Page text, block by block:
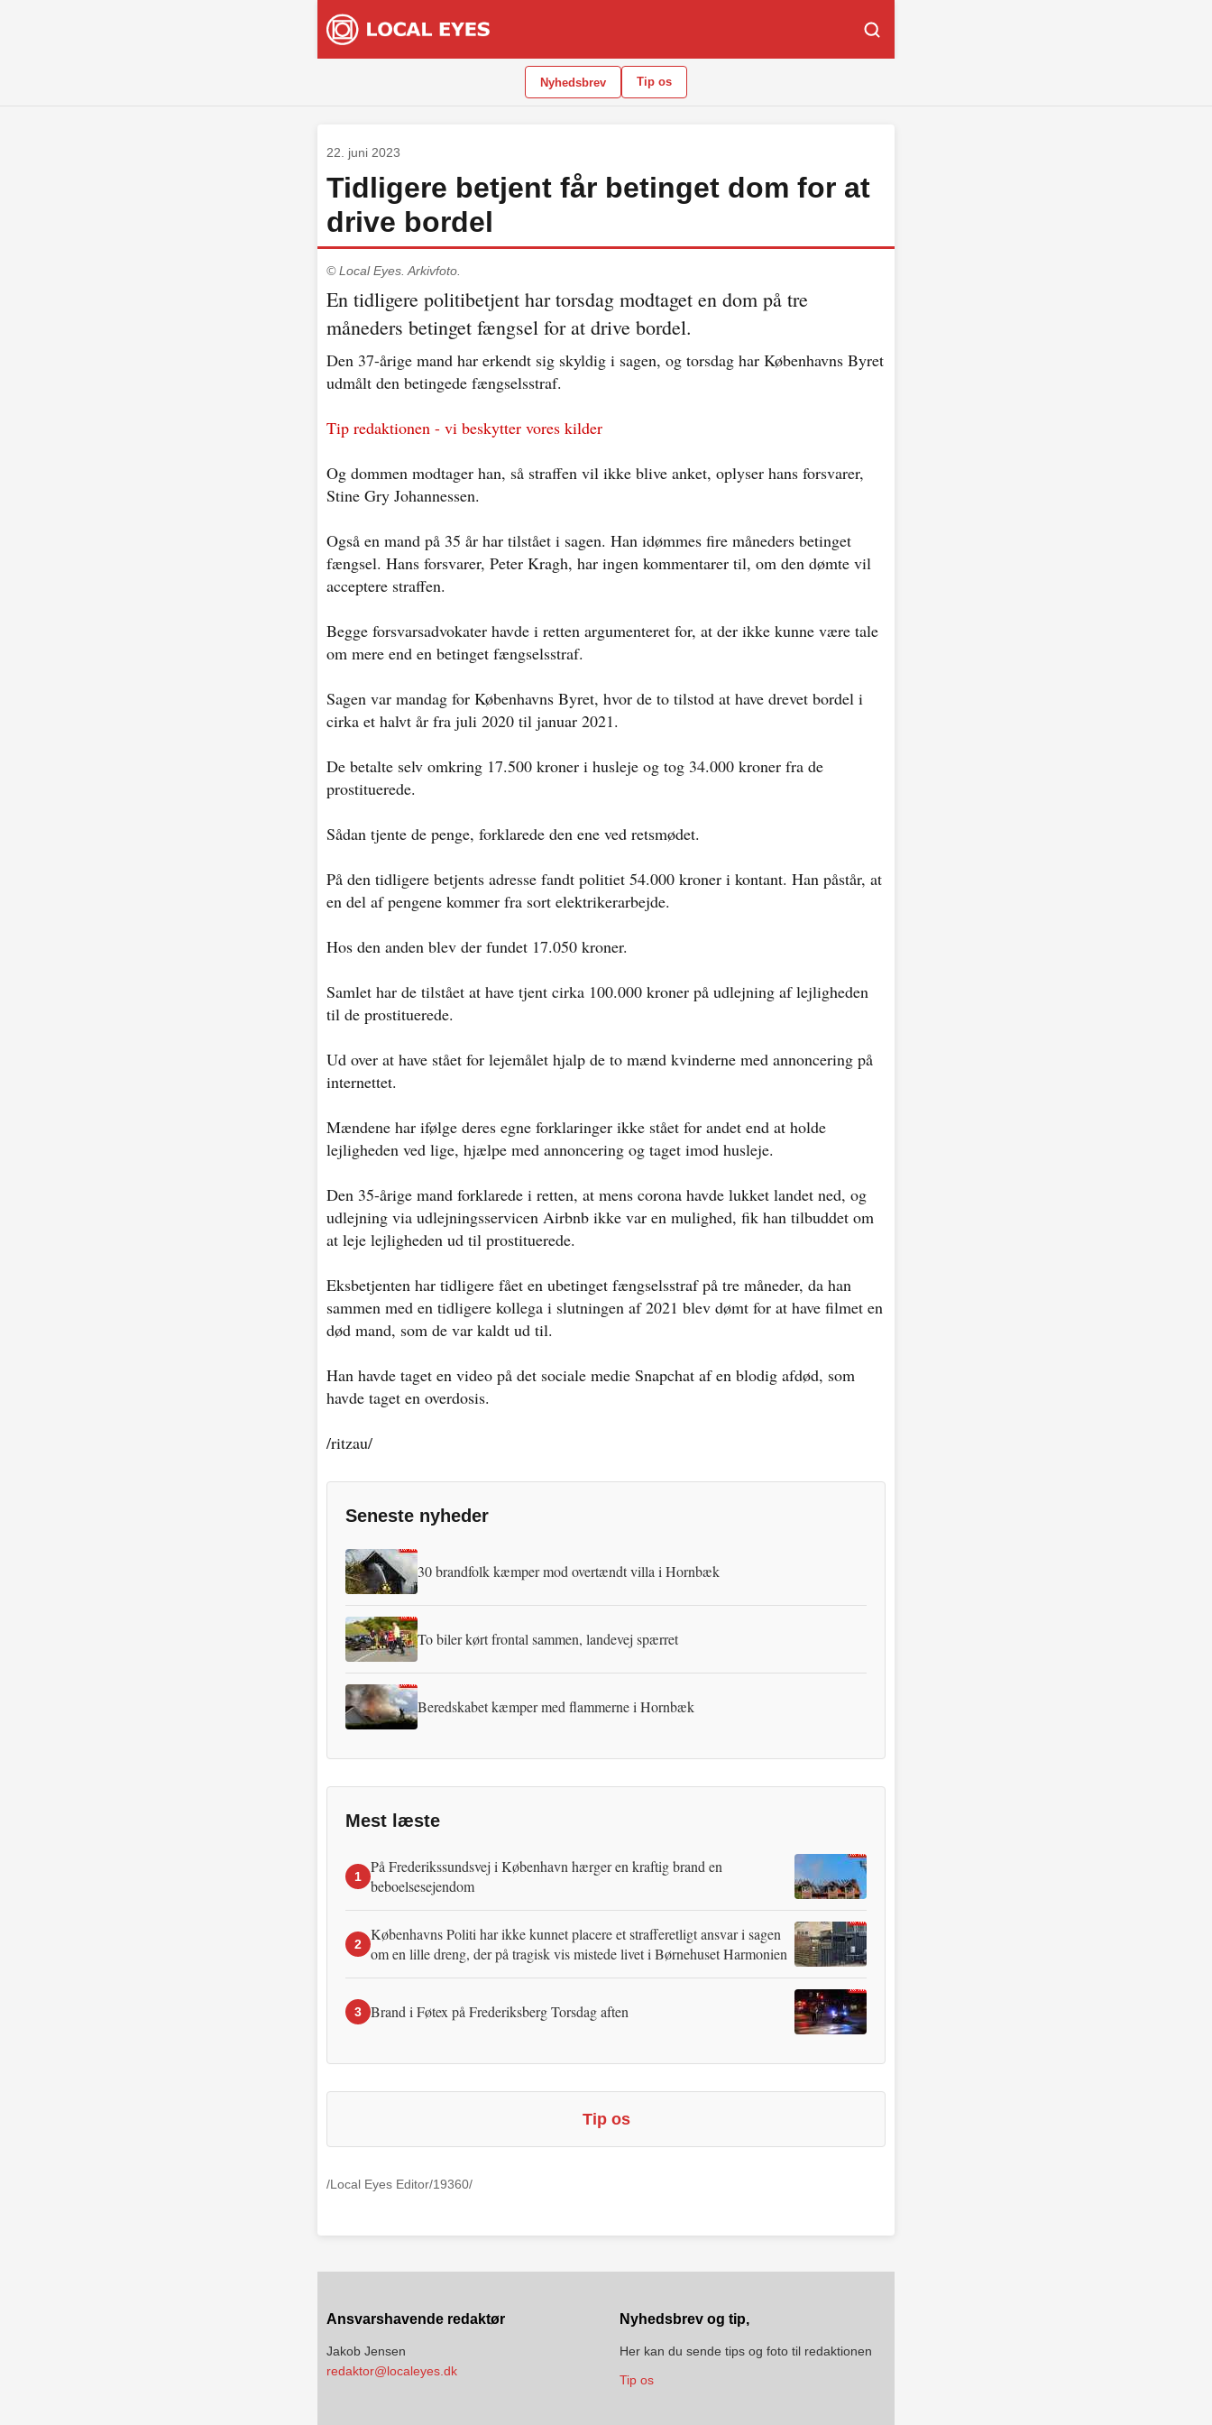
Nyhedsbrev Tip os
22. juni 2023
Tidligere betjent får betinget dom for at
drive bordel
© Local Eyes. Arkivfoto.
En tidligere politibetjent har torsdag modtaget en dom på tre
måneders betinget fængsel for at drive bordel.
Den 37-årige mand har erkendt sig skyldig i sagen, og torsdag har Københavns Byret
udmålt den betingede fængselsstraf.
Tip redaktionen - vi beskytter vores kilder
Og dommen modtager han, så straffen vil ikke blive anket, oplyser hans forsvarer,
Stine Gry Johannessen.
Også en mand på 35 år har tilstået i sagen. Han idømmes fire måneders betinget
fængsel. Hans forsvarer, Peter Kragh, har ingen kommentarer til, om den dømte vil
acceptere straffen.
Begge forsvarsadvokater havde i retten argumenteret for, at der ikke kunne være tale
om mere end en betinget fængselsstraf.
Sagen var mandag for Københavns Byret, hvor de to tilstod at have drevet bordel i
cirka et halvt år fra juli 2020 til januar 2021.
De betalte selv omkring 17.500 kroner i husleje og tog 34.000 kroner fra de
prostituerede.
Sådan tjente de penge, forklarede den ene ved retsmødet.
På den tidligere betjents adresse fandt politiet 54.000 kroner i kontant. Han påstår, at
en del af pengene kommer fra sort elektrikerarbejde.
Hos den anden blev der fundet 17.050 kroner.
Samlet har de tilstået at have tjent cirka 100.000 kroner på udlejning af lejligheden
til de prostituerede.
Ud over at have stået for lejemålet hjalp de to mænd kvinderne med annoncering på
internettet.
Mændene har ifølge deres egne forklaringer ikke stået for andet end at holde
lejligheden ved lige, hjælpe med annoncering og taget imod husleje.
Den 35-årige mand forklarede i retten, at mens corona havde lukket landet ned, og
udlejning via udlejningsservicen Airbnb ikke var en mulighed, fik han tilbuddet om
at leje lejligheden ud til prostituerede.
Eksbetjenten har tidligere fået en ubetinget fængselsstraf på tre måneder, da han
sammen med en tidligere kollega i slutningen af 2021 blev dømt for at have filmet en
død mand, som de var kaldt ud til.
Han havde taget en video på det sociale medie Snapchat af en blodig afdød, som
havde taget en overdosis.
/ritzau/
Seneste nyheder
30 brandfolk kæmper mod overtændt villa i Hornbæk
To biler kørt frontal sammen, landevej spærret
Beredskabet kæmper med flammerne i Hornbæk
Mest læste
1
På Frederikssundsvej i København hærger en kraftig brand en
beboelsesejendom
2
Københavns Politi har ikke kunnet placere et strafferetligt ansvar i sagen
om en lille dreng, der på tragisk vis mistede livet i Børnehuset Harmonien
3 Brand i Føtex på Frederiksberg Torsdag aften
Tip os
/Local Eyes Editor/19360/
Ansvarshavende redaktør
Jakob Jensen
redaktor@localeyes.dk
Nyhedsbrev og tip,
Her kan du sende tips og foto til redaktionen
Tip os